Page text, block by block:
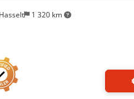
Hasselt 1 320 km